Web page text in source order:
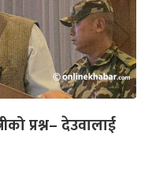
प्रश्न– देउवालाई